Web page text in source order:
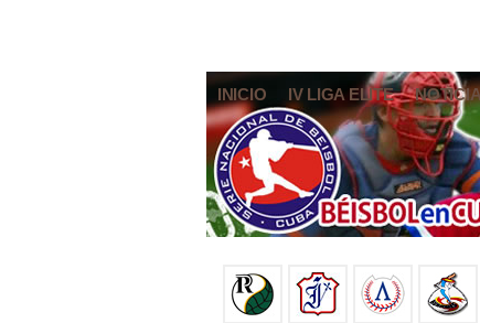
INICIO IV LIGA ELITE